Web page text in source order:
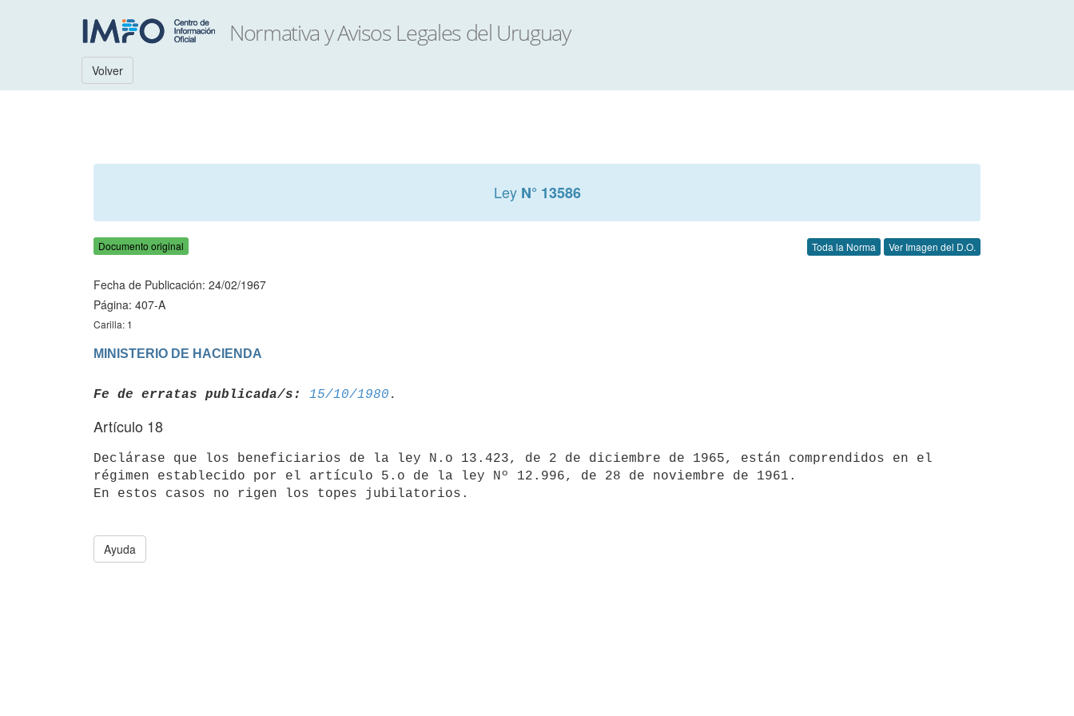
Volver
Ley N° 13586
Documento original Toda la Norma Ver Imagen del D.O.
Fecha de Publicación: 24/02/1967
Página: 407-A
Carilla: 1
MINISTERIO DE HACIENDA
Fe de erratas publicada/s: 15/10/1980
Artículo 18
Declárase que los beneficiarios de la ley N.o 13.423, de 2 de diciembre de 1965, están comprendidos en el
régimen establecido por el artículo 5.o de la ley Nº 12.996, de 28 de noviembre de 1961.
En estos casos no rigen los topes jubilatorios.
Ayuda